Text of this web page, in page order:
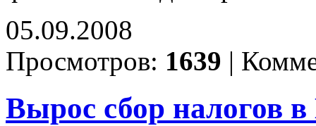
05.09.2008
Просмотров: 1639 |
Вырос сбор налогов в